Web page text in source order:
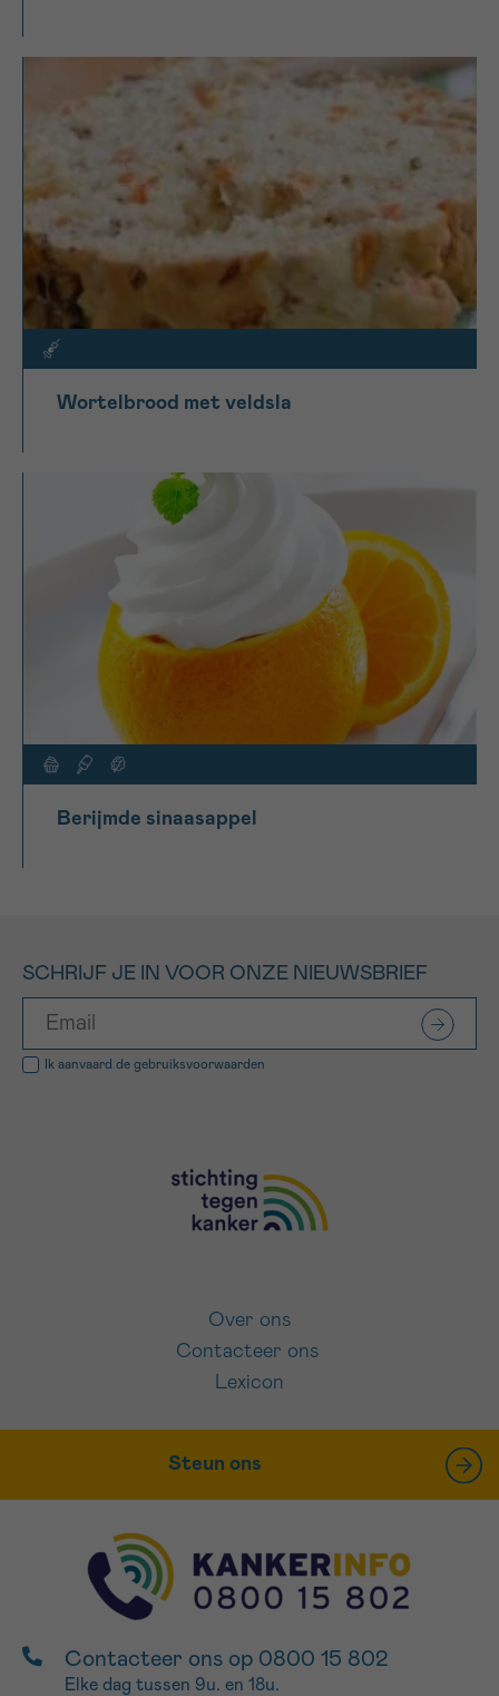
Wortelbrood met veldsla
Berijmde sinaasappel
SCHRIJF JE IN VOOR ONZE NIEUWSBRIEF
Ik aanvaard de gebruiksvoorwaarden
Over ons
Contacteer ons
Lexicon
Steun ons
Contacteer ons op 0800 15 802
Elke dag tussen 9u. en 18u.